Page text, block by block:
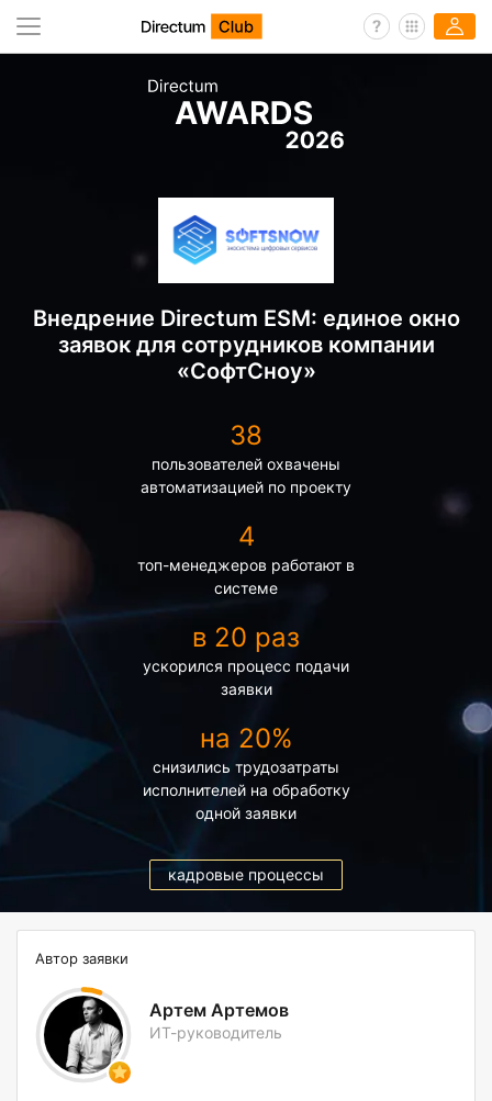
Внедрение Directum ESM: единое окно
заявок для сотрудников компании
«СофтСноу»
38
пользователей охвачены
автоматизацией по проекту
4
топ-менеджеров работают в
системе
в 20 раз
ускорился процесс подачи
заявки
на 20%
снизились трудозатраты
исполнителей на обработку
одной заявки
кадровые процессы
Автор заявки
Артем Артемов
ИТ-руководитель